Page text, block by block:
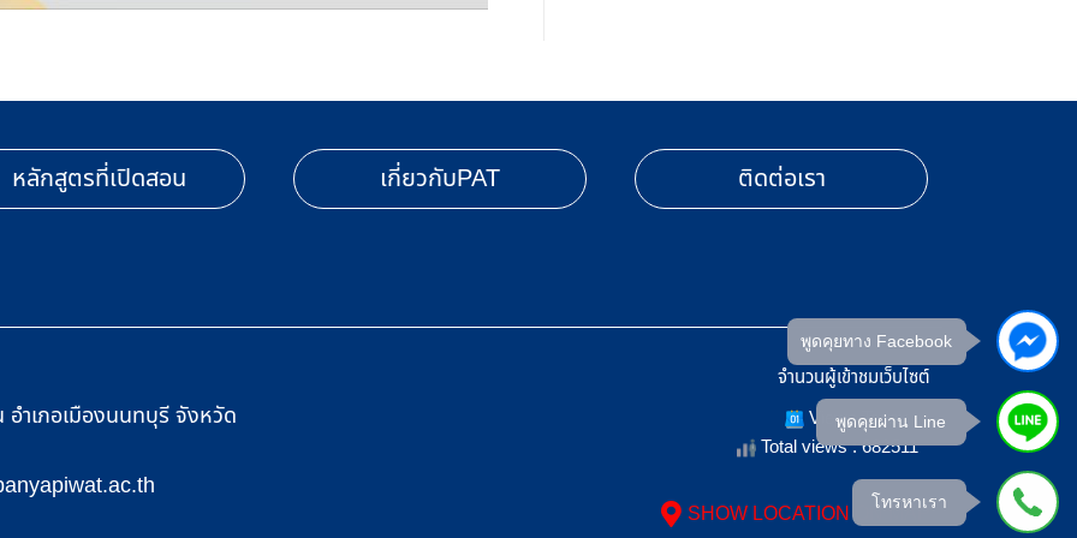
หลักสูตรที่เปิดสอน เกี่ยวกับPAT ติดต่อเรา
ำเภอเมืองนนทบุรี จังหวัด
จำนวนผู้เข้าชมเว็บไซต์
Views Today :
Total views : 682511
SHOW LOCATION ON MAP
พูดคุยทาง Facebook
พูดคุยผ่าน Line
โทรหาเรา